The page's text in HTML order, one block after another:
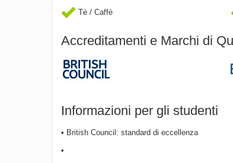
Tè / Caffè
Accreditamenti e Marchi di
Informazioni per gli studenti
• British Council: standard di eccellenza
•